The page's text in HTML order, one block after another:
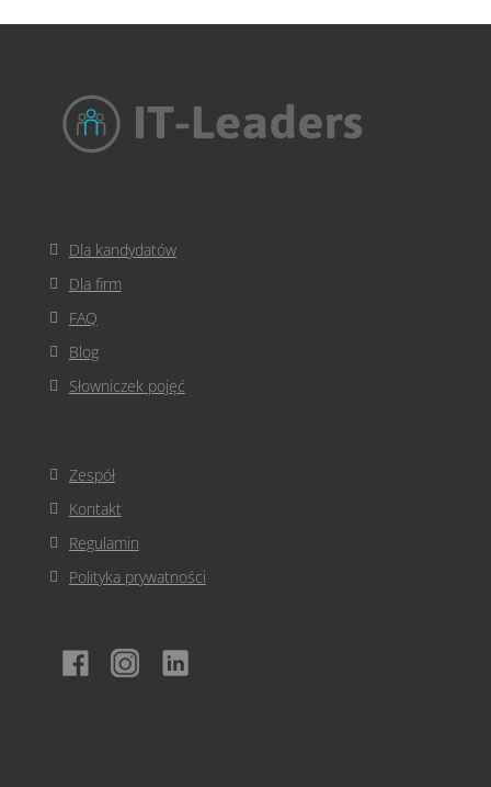
Dla kandydatów
Dla firm
FAQ
Blog
Słowniczek pojęć
Zespół
Kontakt
Regulamin
Polityka prywatności